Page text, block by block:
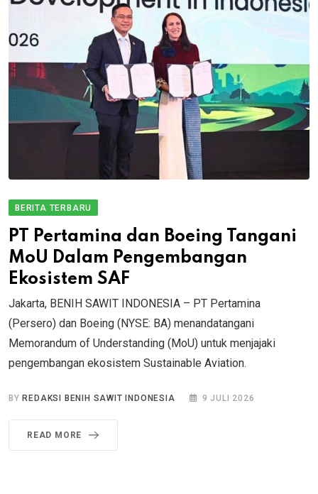
BERITA TERBARU
PT Pertamina dan Boeing Tangani
MoU Dalam Pengembangan
Ekosistem SAF
Jakarta, BENIH SAWIT INDONESIA – PT Pertamina
(Persero) dan Boeing (NYSE: BA) menandatangani
Memorandum of Understanding (MoU) untuk menjajaki
pengembangan ekosistem Sustainable Aviation.
BYREDAKSI BENIH SAWIT INDONESIA 9 JULI 2026
READ MORE